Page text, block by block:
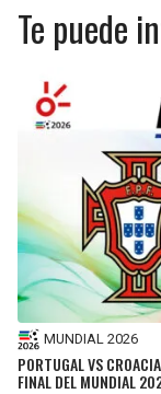
Te puede
MUNDIAL 2026
PORTUGAL VS
FINAL DEL MUNDIAL